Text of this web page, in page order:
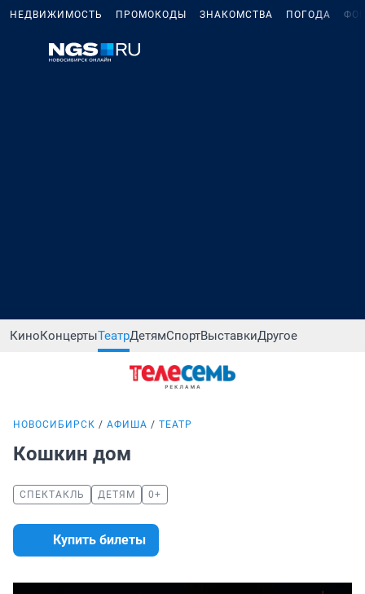
НЕДВИЖИМОСТЬ ПРОМОКОДЫ ЗНАКОМСТВА ПОГОДА
КиноКонцертыТеатрДетямСпортВыставкиДругое
НОВОСИБИРСК АФИША ТЕАТР
Кошкин дом
СПЕКТАКЛЬ ДЕТЯМ 0+
Купить билеты